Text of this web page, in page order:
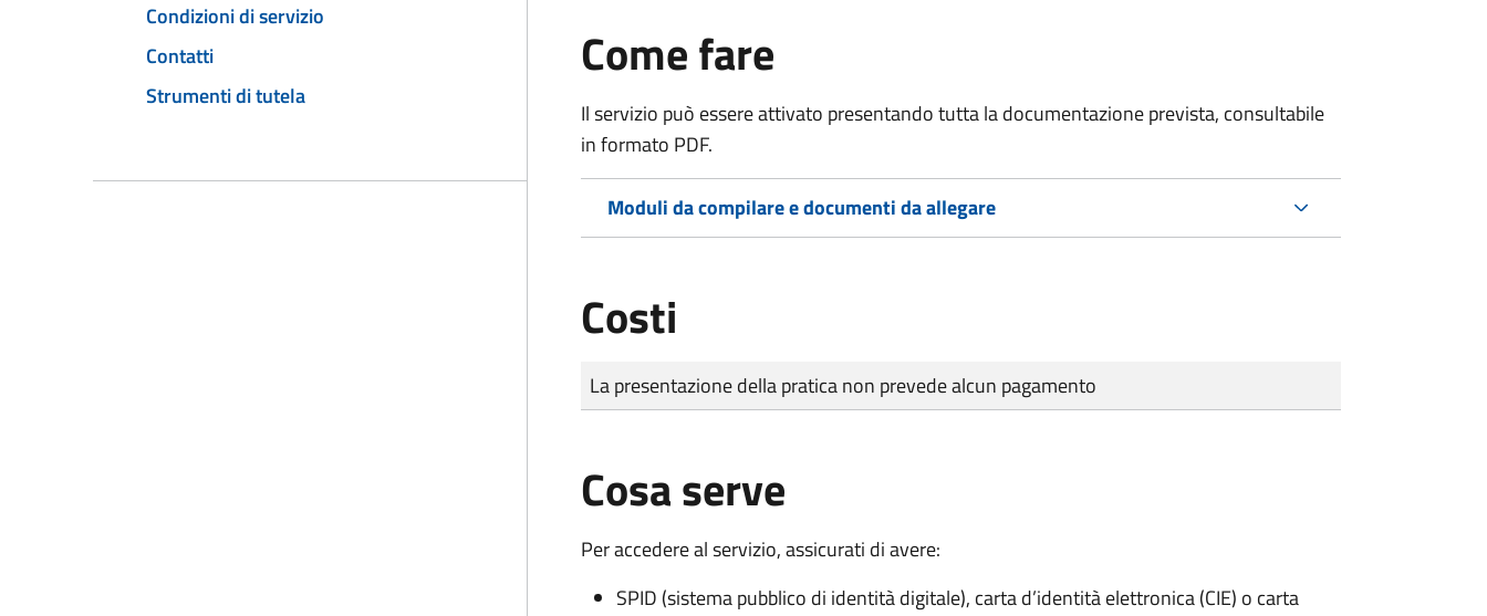
Condizioni di servizio
Contatti
Strumenti di tutela
Come fare
Il servizio può essere attivato presentando tutta la documentazione prevista, consultabile
in formato PDF.
Moduli da compilare e documenti da allegare
Costi
Tipo di pagamento
Importo
La presentazione della pratica non prevede alcun pagamento
Cosa serve
Per accedere al servizio, assicurati di avere:
SPID (sistema pubblico di identità digitale), carta d’identità elettronica (CIE) o carta